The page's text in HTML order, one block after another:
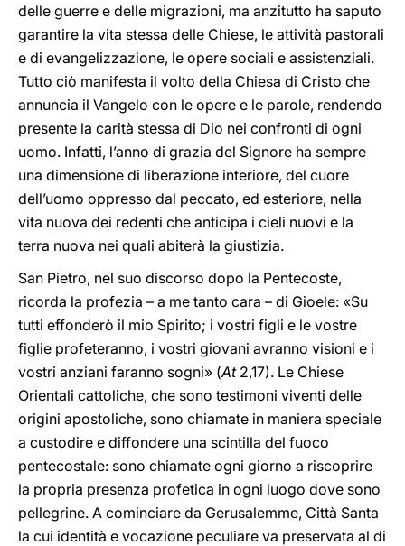
delle guerre e delle migrazioni, ma anzitutto ha saputo
garantire la vita stessa delle Chiese, le attività pastorali
e di evangelizzazione, le opere sociali e assistenziali.
Tutto ciò manifesta il volto della Chiesa di Cristo che
annuncia il Vangelo con le opere e le parole, rendendo
presente la carità stessa di Dio nei confronti di ogni
uomo. Infatti, l’anno di grazia del Signore ha sempre
una dimensione di liberazione interiore, del cuore
dell’uomo oppresso dal peccato, ed esteriore, nella
vita nuova dei redenti che anticipa i cieli nuovi e la
terra nuova nei quali abiterà la giustizia.
San Pietro, nel suo discorso dopo la Pentecoste,
ricorda la profezia – a me tanto cara – di Gioele: «Su
tutti effonderò il mio Spirito; i vostri figli e le vostre
figlie profeteranno, i vostri giovani avranno visioni e i
vostri anziani faranno sogni» (At 2,17). Le Chiese
Orientali cattoliche, che sono testimoni viventi delle
origini apostoliche, sono chiamate in maniera speciale
a custodire e diffondere una scintilla del fuoco
pentecostale: sono chiamate ogni giorno a riscoprire
la propria presenza profetica in ogni luogo dove sono
pellegrine. A cominciare da Gerusalemme, Città Santa
la cui identità e vocazione peculiare va preservata al di